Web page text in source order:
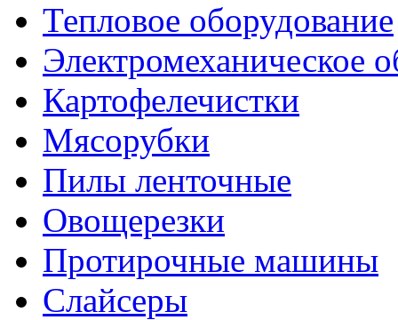
Тепловое оборудование
Электромеханическое
Картофелечистки
Мясорубки
Пилы ленточные
Овощерезки
Протирочные машины
Слайсеры